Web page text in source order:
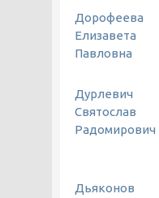
Дорофеева
Елизавета
Павловна
Дурлевич
Святослав
Радомирович
Дьяконов